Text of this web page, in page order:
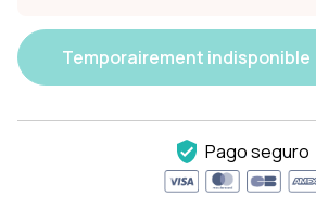
Temporairement indisponible
Pago seguro